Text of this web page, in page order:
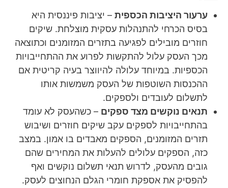
ערעור היציבות הכספית – יציבות פיננסית היא
בסיס הכרחי להתנהלות עסקית מוצלחת. שיקים
חוזרים מובילים לפגיעה בתזרים המזומנים וכתוצאה
מכך העסק עלול להתקשות לפרוע את ההתחייבויות
הכספיות. במיוחד עלולה להיווצר בעיה קריטית אם
ההכנסות השוטפות של העסק משמשות אותו
לתשלום לעובדים ולספקים.
תנאים נוקשים מצד ספקים – כשהעסק לא עומד
בהתחייבויות לספקים עקב שיקים חוזרים ושיבוש
תזרים המזומנים, הספקים מאבדים בו אמון. במצב
כזה, הספקים עלולים להעלות את המחירים שהם
גובים מהעסק, לדרוש תנאי תשלום נוקשים ואף
להפסיק את אספקת חומרי הגלם הנחוצים לעסק.